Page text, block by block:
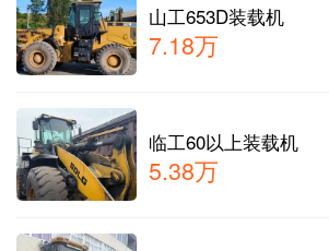
山工653D装载机
7.18万
临工60以上装载机
5.38万